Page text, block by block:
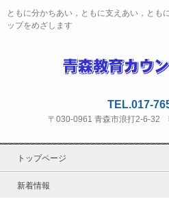
ともに分かちあい，ともに支えあい，とも
ップをめざします
TEL.017-
〒030-0961 青森市浪打2-6-32
トップページ
新着情報